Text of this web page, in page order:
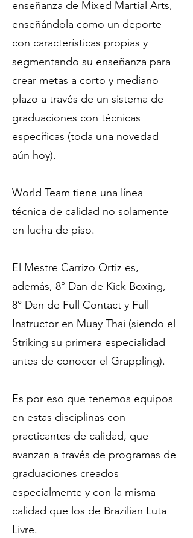
enseñanza de Mixed Martial Arts,
enseñándola como un deporte
con características propias y
segmentando su enseñanza para
crear metas a corto y mediano
plazo a través de un sistema de
graduaciones con técnicas
específicas (toda una novedad
aún hoy).
World Team tiene una línea
técnica de calidad no solamente
en lucha de piso.
El Mestre Carrizo Ortiz es,
además, 8° Dan de Kick Boxing,
8° Dan de Full Contact y Full
Instructor en Muay Thai (siendo el
Striking su primera especialidad
antes de conocer el Grappling).
Es por eso que tenemos equipos
en estas disciplinas con
practicantes de calidad, que
avanzan a través de programas de
graduaciones creados
especialmente y con la misma
calidad que los de Brazilian Luta
Livre.